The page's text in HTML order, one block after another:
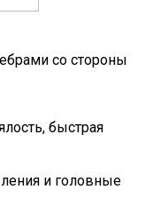
со стороны
быстрая
и головные